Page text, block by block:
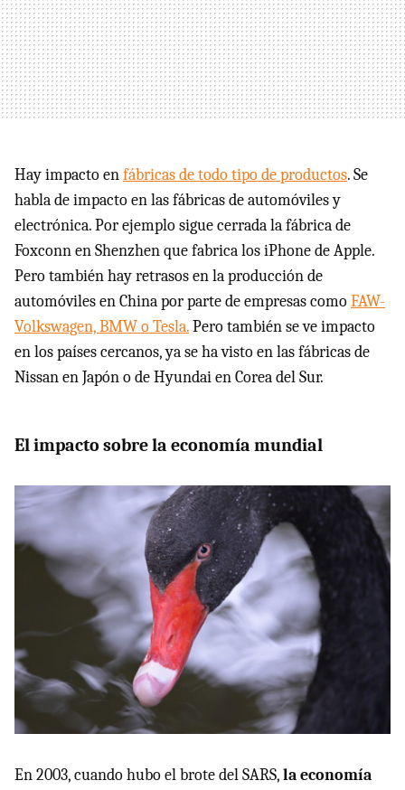
Hay impacto enfábricas de todo tipo de productos. Se
habla de impacto en las fábricas de automóviles y
electrónica. Por ejemplo sigue cerrada la fábrica de
Foxconn en Shenzhen que fabrica los iPhone de Apple.
Pero también hay retrasos en la producción de
automóviles en China por parte de empresas comoFAW-
Volkswagen, BMW o Tesla.Pero también se ve impacto
en los países cercanos, ya se ha visto en las fábricas de
Nissan en Japón o de Hyundai en Corea del Sur.
El impacto sobre la economía mundial
En 2003, cuando hubo el brote del SARS,la economía